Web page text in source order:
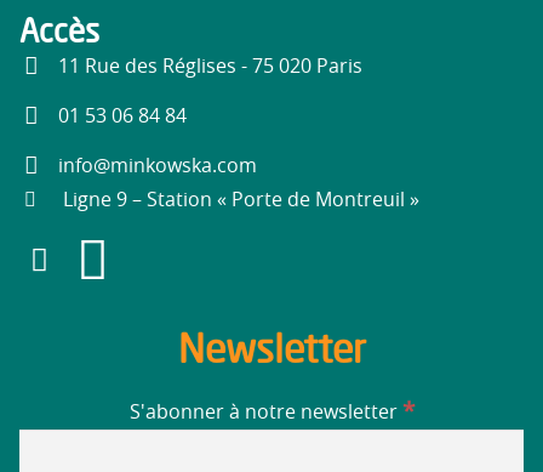
Accès
11 Rue des Réglises - 75 020 Paris
01 53 06 84 84
info@minkowska.com
Ligne 9 – Station « Porte de Montreuil »
Newsletter
S'abonner à notre newsletter *